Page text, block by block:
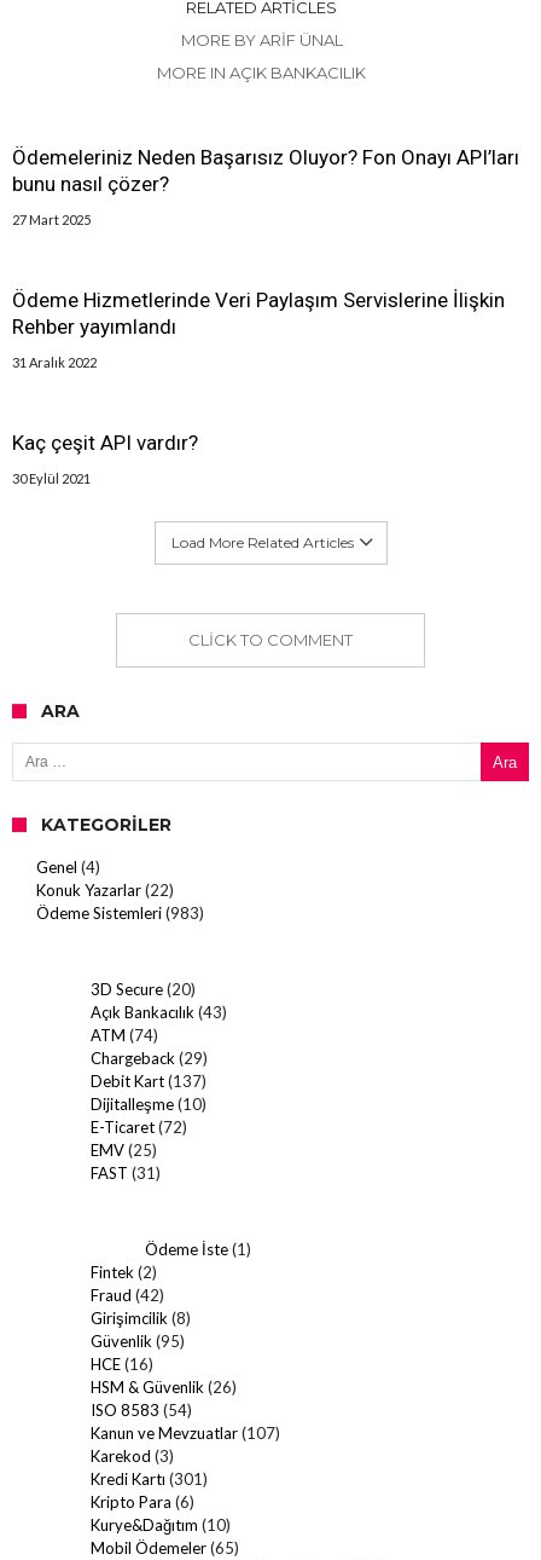
RELATED ARTICLES
MORE BY ARIF ÜNAL
MORE IN AÇIK BANKACILIK
Ödemeleriniz Neden Başarısız Oluyor? Fon Onayı API’ları
bunu nasıl çözer?
27 Mart 2025
Ödeme Hizmetlerinde Veri Paylaşım Servislerine İlişkin
Rehber yayımlandı
31 Aralık 2022
Kaç çeşit API vardır?
30 Eylül 2021
Load More Related Articles
CLICK TO COMMENT
ARA
Arama:
KATEGORILER
Genel (4)
Konuk Yazarlar(22)
Ödeme Sistemleri(983)
3D Secure(20)
Açık Bankacılık (43)
ATM (74)
Chargeback (29)
Debit Kart(137)
Dijitalleşme(10)
E-Ticaret(72)
EMV(25)
FAST (31)
Ödeme İste(1)
Fintek (2)
Fraud (42)
Girişimcilik (8)
Güvenlik (95)
HCE(16)
HSM & Güvenlik (26)
ISO 8583 (54)
Kanun ve Mevzuatlar(107)
Karekod (3)
Kredi Kartı (301)
Kripto Para (6)
Kurye&Dağıtım (10)
Mobil Ödemeler(65)